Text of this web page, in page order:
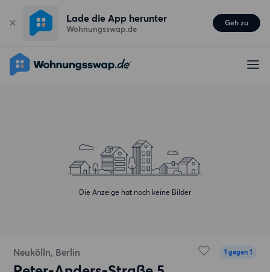
Lade die App herunter
Wohnungsswap.de
Geh zu
Die Anzeige hat noch keine Bilder
Neukölln, Berlin 1 gegen 1